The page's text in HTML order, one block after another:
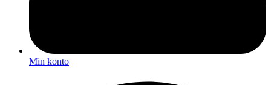
Min konto